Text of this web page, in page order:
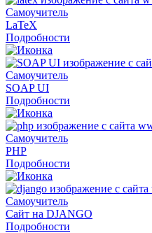
Самоучитель
LaTeX
Подробности
Самоучитель
SOAP UI
Подробности
Самоучитель
PHP
Подробности
Самоучитель
Сайт на DJANGO
Подробности